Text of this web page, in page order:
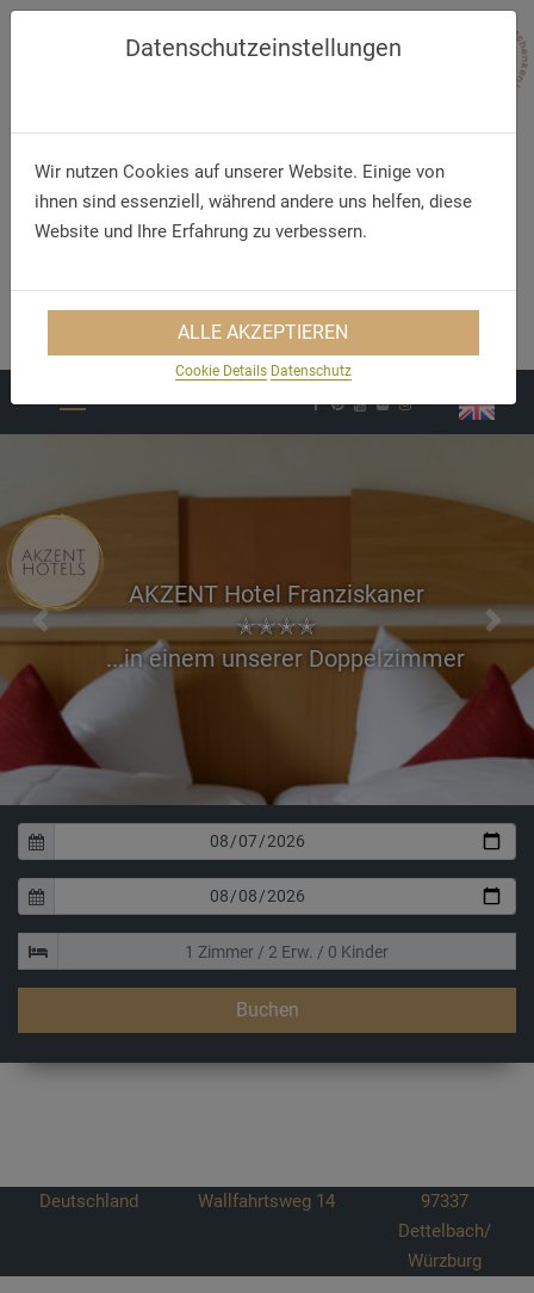
Telefon
+49 (93 24) 97 30 30
E-Mail
info@hotelfranziskaner.de
AKZENT Hotel Franziskaner
✭✭✭✭
...in einem unserer Doppelzimmer
Previous Next
Buchen
Deutschland Wallfahrtsweg 14
97337
Dettelbach/
Würzburg
Datenschutzeinstellungen
Wir nutzen Cookies auf unserer Website. Einige von
ihnen sind essenziell, während andere uns helfen, diese
Website und Ihre Erfahrung zu verbessern.
ALLE AKZEPTIEREN
Cookie Details Datenschutz